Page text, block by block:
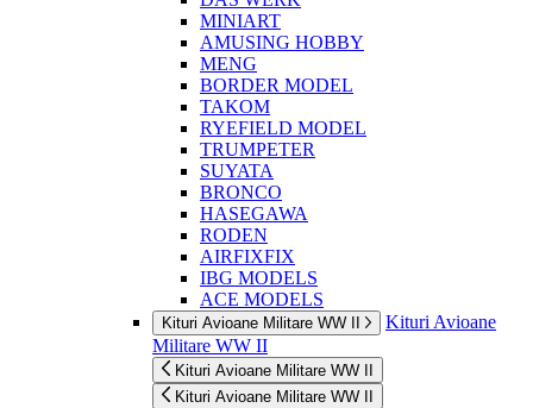
MINIART
AMUSING HOBBY
MENG
BORDER MODEL
TAKOM
RYEFIELD MODEL
TRUMPETER
SUYATA
BRONCO
HASEGAWA
RODEN
AIRFIXFIX
IBG MODELS
ACE MODELS
Kituri Avioane Militare WW II
Kituri Avioane
Militare WW II
Kituri Avioane Militare WW II
Kituri Avioane Militare WW II